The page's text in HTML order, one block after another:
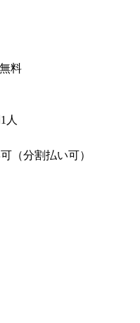
料
人
（分割払い可）